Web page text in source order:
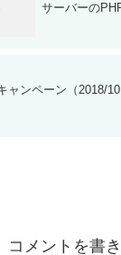
サーバーの
ャンペーン（2018/10
コメントを書